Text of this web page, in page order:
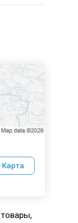
Карта